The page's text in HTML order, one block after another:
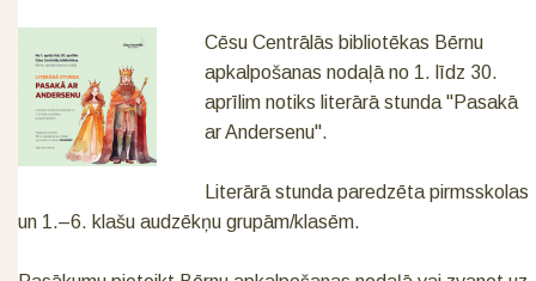
Cēsu Centrālās bibliotēkas Bērnu
apkalpošanas nodaļā no 1. līdz 30.
aprīlim notiks literārā stunda "Pasakā
ar Andersenu".
Literārā stunda paredzēta pirmsskolas
un 1.–6. klašu audzēkņu grupām/klasēm.